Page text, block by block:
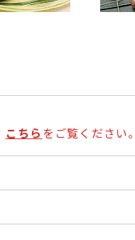
こちら をご覧ください。